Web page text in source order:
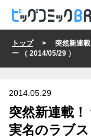
トップ> 突然新連載！
ー （ 2014/05/29 ）
2014.05.29
突然新連載
実名のラブ